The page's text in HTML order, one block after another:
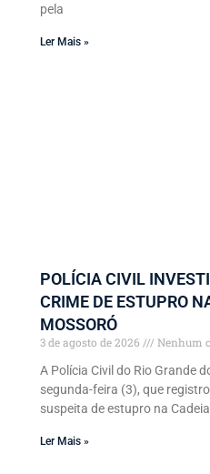
pela
Ler Mais »
POLÍCIA CIVIL
CRIME DE ESTUPRO
MOSSORÓ
3 de agosto de 2026
Nenhum
A Polícia Civil do Rio Grande
segunda-feira (3), que
suspeita de estupro na
Ler Mais »